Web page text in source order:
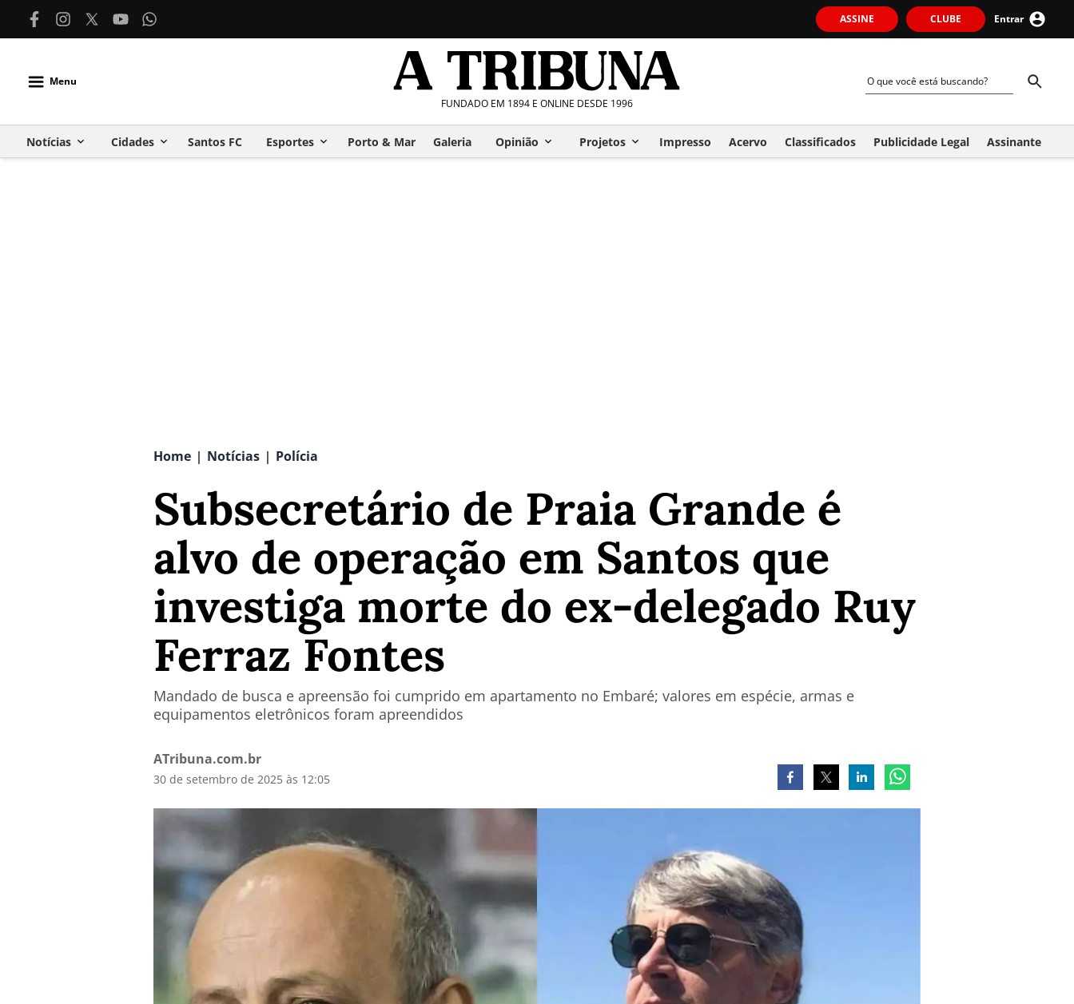
ASSINE CLUBE Entrar
Menu
FUNDADO EM 1894 E ONLINE DESDE 1996
Notícias Cidades Santos FC Esportes Porto & Mar Galeria Opinião Projetos Impresso Acervo Classificados Publicidade Legal Assinante
Home | Notícias | Polícia
Subsecretário de Praia Grande é
alvo de operação em Santos que
investiga morte do ex-delegado Ruy
Ferraz Fontes
Mandado de busca e apreensão foi cumprido em apartamento no Embaré; valores em espécie, armas e
equipamentos eletrônicos foram apreendidos
ATribuna.com.br
30 de setembro de 2025 às 12:05